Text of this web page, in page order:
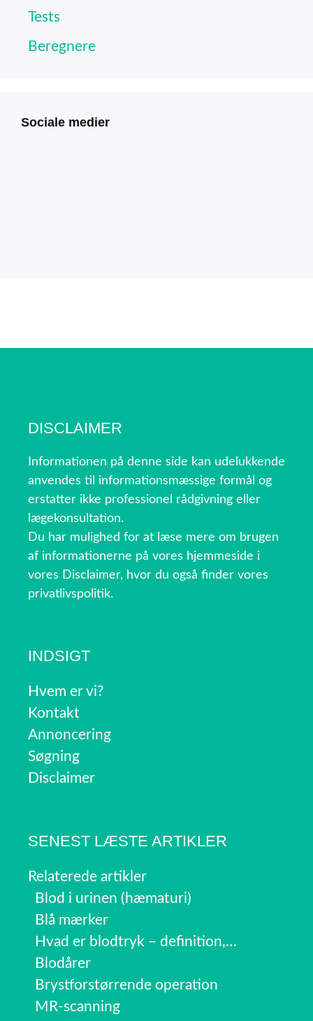
Tests
Beregnere
Sociale medier
DISCLAIMER
Informationen på denne side kan udelukkende
anvendes til informationsmæssige formål og
erstatter ikke professionel rådgivning eller
lægekonsultation.
Du har mulighed for at læse mere om brugen
af informationerne på vores hjemmeside i
vores Disclaimer, hvor du også finder vores
privatlivspolitik.
INDSIGT
Hvem er vi?
Kontakt
Annoncering
Søgning
Disclaimer
SENEST LÆSTE ARTIKLER
Relaterede artikler
Blod i urinen (hæmaturi)
Blå mærker
Hvad er blodtryk – definition,…
Blodårer
Brystforstørrende operation
MR-scanning